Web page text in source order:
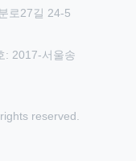
로27길 24-5
: 2017-서울송
reserved.